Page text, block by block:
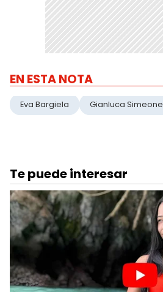
EN ESTA NOTA
Eva Bargiela Gianluca Simeone